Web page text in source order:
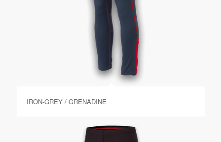
IRON-GREY / GRENADINE